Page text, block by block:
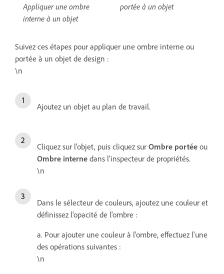
Appliquer une ombre
interne à un objet
portée à un objet
Suivez ces étapes pour appliquer une ombre interne ou
portée à un objet de design :
\n
Ajoutez un objet au plan de travail.
Cliquez sur l'objet, puis cliquez sur Ombre portée ou
Ombre interne dans l'inspecteur de propriétés.
\n
Dans le sélecteur de couleurs, ajoutez une couleur et
définissez l'opacité de l'ombre :
a. Pour ajouter une couleur à l'ombre, effectuez l'une
des opérations suivantes :
\n